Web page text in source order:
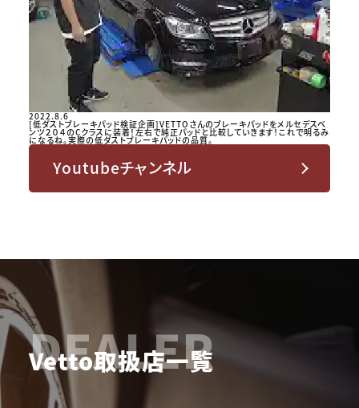
2022.8.6
[低ダストブレーキパッド検証企画]VETTOさんのブレーキパッドをメルセデスベ
ンツ２０４のCクラスに装着！左右で純正パッドと比較していきます！これで明るみ
になるね。実際の低ダストブレーキパッドの品質。
Youtubeチャンネル
DEALER
Vetto取扱店一覧